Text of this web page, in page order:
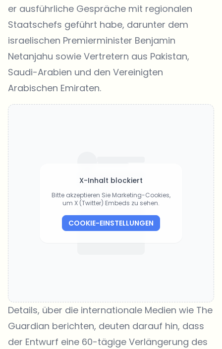
er ausführliche Gespräche mit regionalen
Staatschefs geführt habe, darunter dem
israelischen Premierminister Benjamin
Netanjahu sowie Vertretern aus Pakistan,
Saudi-Arabien und den Vereinigten
Arabischen Emiraten.
X-Inhalt blockiert
Bitte akzeptieren Sie Marketing-Cookies,
um X (Twitter) Embeds zu sehen.
COOKIE-EINSTELLUNGEN
Details, über die internationale Medien wie The
Guardian berichten, deuten darauf hin, dass
der Entwurf eine 60-tägige Verlängerung des